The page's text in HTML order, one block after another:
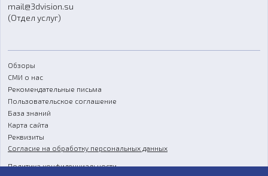
mail@3dvision.su
(Отдел услуг)
Обзоры
СМИ о нас
Рекомендательные письма
Пользовательское соглашение
База знаний
Карта сайта
Реквизиты
Согласие на обработку персональных данных
Политика конфиденциальности